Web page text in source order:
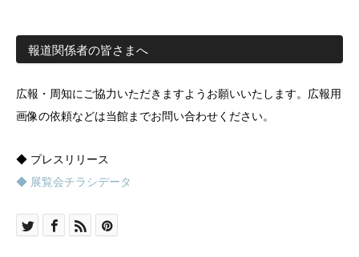
報道関係者の皆さまへ
広報・周知にご協力いただきますようお願いいたします。広報用
画像の依頼などは当館までお問い合わせください。
◆ プレスリリース
◆ 展覧会チラシデータ